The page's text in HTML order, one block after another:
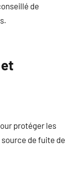
de
protéger les
de fuite de